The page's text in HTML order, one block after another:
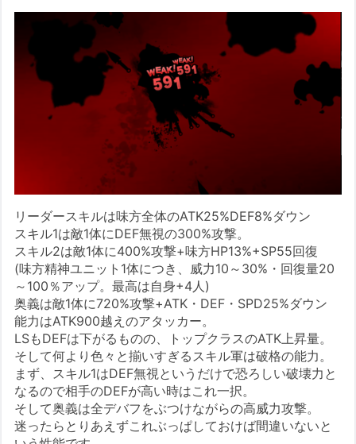
リーダースキルは味方全体のATK25%DEF8%ダウン
スキル1は敵1体にDEF無視の300%攻撃。
スキル2は敵1体に400%攻撃+味方HP13%+SP55回復
(味方精神ユニット1体につき、威力10～30%・回復量20
～100％アップ。最高は自身+4人)
奥義は敵1体に720%攻撃+ATK・DEF・SPD25%ダウン
能力はATK900越えのアタッカー。
LSもDEFは下がるものの、トップクラスのATK上昇量。
そして何より色々と揃いすぎるスキル軍は破格の能力。
まず、スキル1はDEF無視というだけで恐ろしい破壊力と
なるので相手のDEFが高い時はこれ一択。
そして奥義は全デバフをぶつけながらの高威力攻撃。
迷ったらとりあえずこれぶっぱしておけば間違いないと